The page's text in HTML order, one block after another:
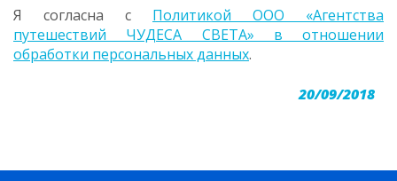
Я согласна с Политикой ООО «Агентства
путешествий ЧУДЕСА СВЕТА» в отношении
обработки персональных данных.
20/09/2018